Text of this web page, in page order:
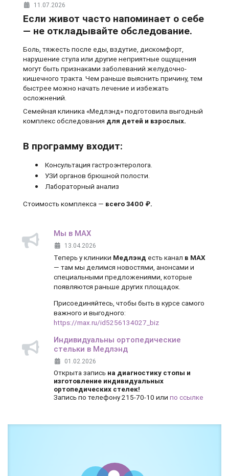
11.07.2026
Если живот часто напоминает о себе
— не откладывайте обследование.
Боль, тяжесть после еды, вздутие, дискомфорт,
нарушение стула или другие неприятные ощущения
могут быть признаками заболеваний желудочно-
кишечного тракта. Чем раньше выяснить причину, тем
быстрее можно начать лечение и избежать
осложнений.
Семейная клиника «Медлэнд» подготовила выгодный
комплекс обследования для детей и взрослых.
В программу входит:
Консультация гастроэнтеролога.
УЗИ органов брюшной полости.
Лабораторный анализ
Стоимость комплекса — всего 3400 ₽.
Мы в MAX
13.04.2026
Теперь у клиники Медлэнд есть канал в MAX
— там мы делимся новостями, анонсами и
специальными предложениями, которые
появляются раньше других площадок.
Присоединяйтесь, чтобы быть в курсе самого
важного и выгодного:
https://max.ru/id5256134027_biz
Индивидуальны ортопедические
стельки в Медлэнд
01.02.2026
Открыта запись на диагностику стопы и
изготовление индивидуальных
ортопедических стелек!
Запись по телефону 215-70-10 или по ссылке